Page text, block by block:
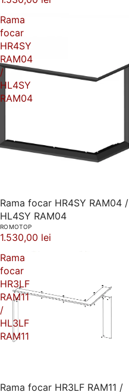
Rama
focar
HR4SY
RAM04
/
HL4SY
RAM04
Rama focar HR4SY RAM04 /
HL4SY RAM04
ROMOTOP
1.530,00 lei
Rama
focar
HR3LF
RAM11
/
HL3LF
RAM11
Rama focar HR3LF RAM11 /